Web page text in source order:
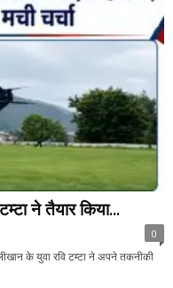
ने तैयार किया...
0
के युवा रवि टम्टा ने अपने तकनीकी